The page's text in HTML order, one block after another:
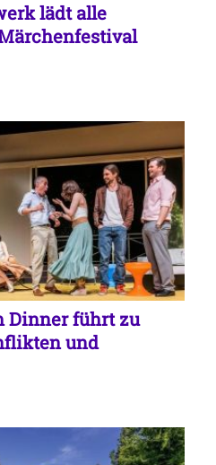
lädt alle
Dinner führt zu
und